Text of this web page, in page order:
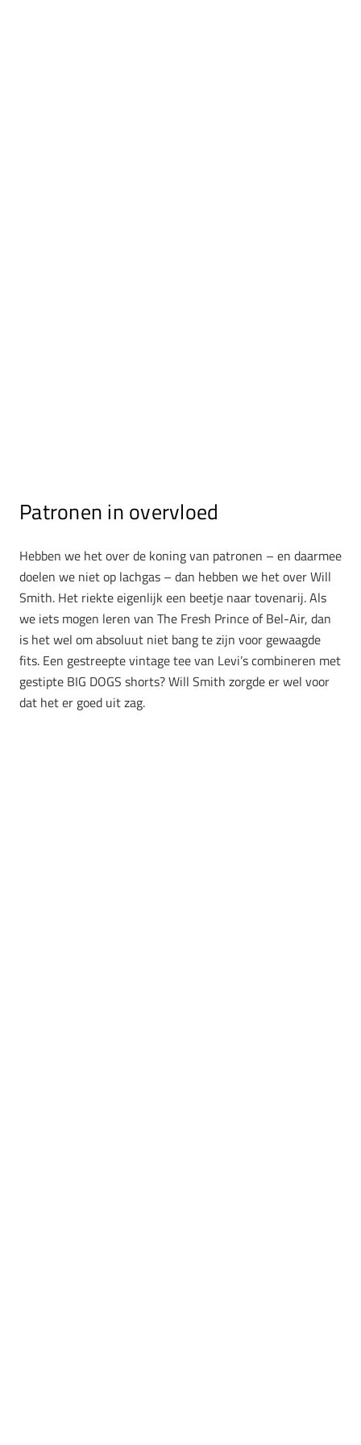
Patronen in overvloed
Hebben we het over de koning van patronen – en daarmee
doelen we niet op lachgas – dan hebben we het over Will
Smith. Het riekte eigenlijk een beetje naar tovenarij. Als
we iets mogen leren van The Fresh Prince of Bel-Air, dan
is het wel om absoluut niet bang te zijn voor gewaagde
fits. Een gestreepte vintage tee van Levi’s combineren met
gestipte BIG DOGS shorts? Will Smith zorgde er wel voor
dat het er goed uit zag.